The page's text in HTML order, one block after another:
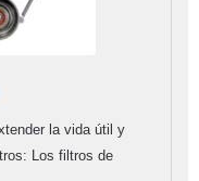
la vida útil y
Los filtros de